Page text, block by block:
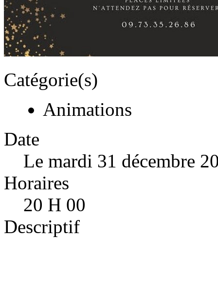
Catégorie(s)
Animations
Date
Le mardi 31 décembre
Horaires
20 H 00
Descriptif